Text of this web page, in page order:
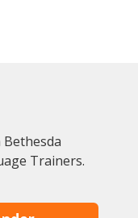
Trainers.